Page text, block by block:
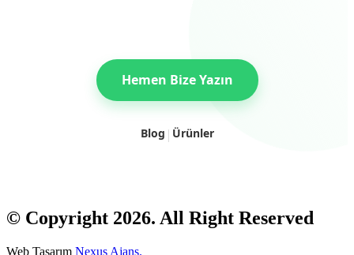
Hemen Bize Yazın
Blog | Ürünler
© Copyright 2026. All Right Reserved
Web Tasarım Nexus Ajans.